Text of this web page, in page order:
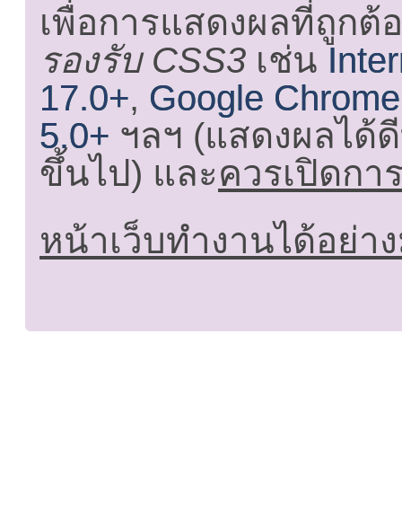
เพื่อการแสดงผลที่ถูกต้
รองรับ CSS3 เช่น
17.0+, Google
5.0+ ฯลฯ (แสดงผลได้
ขึ้นไป) และควรเปิดกา
หน้าเว็บทำงานได้อย่า